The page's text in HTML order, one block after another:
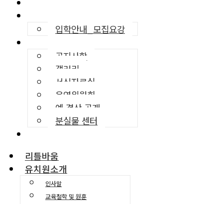
입학안내_모집요강
공지사항
갤러리
서식자료실
운영위원회
예·결산 공개
분실물 센터
리틀바움
유치원소개
인사말
교육철학 및 원훈